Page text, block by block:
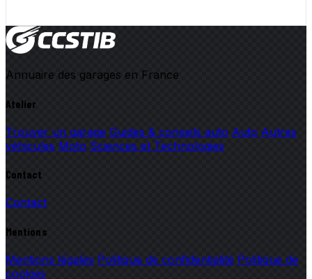
Annuaire des garages en France
Atelier
Trouver un garage Guides & conseils auto Auto Autres
véhicules Moto Sciences et Technologies
Contact
Contact
Mentions
Mentions légales Politique de confidentialité Politique de
cookies